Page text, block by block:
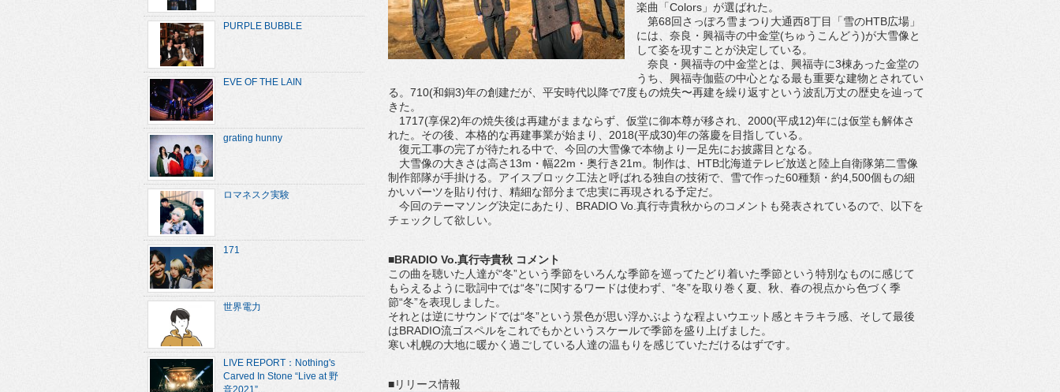
楽曲「Colors」が選ばれた。
第68回さっぽろ雪まつり大通西8丁目「雪のHTB広場」
には、奈良・興福寺の中金堂(ちゅうこんどう)が大雪像と
して姿を現すことが決定している。
奈良・興福寺の中金堂とは、興福寺に3棟あった金堂の
うち、興福寺伽藍の中心となる最も重要な建物とされてい
る。710(和銅3)年の創建だが、平安時代以降で7度もの焼失〜再建を繰り返すという波乱万丈の歴史を辿って
きた。
1717(享保2)年の焼失後は再建がままならず、仮堂に御本尊が移され、2000(平成12)年には仮堂も解体さ
れた。その後、本格的な再建事業が始まり、2018(平成30)年の落慶を目指している。
復元工事の完了が待たれる中で、今回の大雪像で本物より一足先にお披露目となる。
大雪像の大きさは高さ13m・幅22m・奥行き21m。制作は、HTB北海道テレビ放送と陸上自衛隊第二雪像
制作部隊が手掛ける。アイスブロック工法と呼ばれる独自の技術で、雪で作った60種類・約4,500個もの細
かいパーツを貼り付け、精細な部分まで忠実に再現される予定だ。
今回のテーマソング決定にあたり、BRADIO Vo.真行寺貴秋からのコメントも発表されているので、以下を
チェックして欲しい。
■BRADIO Vo.真行寺貴秋 コメント
この曲を聴いた人達が“冬”という季節をいろんな季節を巡ってたどり着いた季節という特別なものに感じて
もらえるように歌詞中では“冬”に関するワードは使わず、“冬”を取り巻く夏、秋、春の視点から色づく季
節“冬”を表現しました。
それとは逆にサウンドでは“冬”という景色が思い浮かぶような程よいウエット感とキラキラ感、そして最後
はBRADIO流ゴスペルをこれでもかというスケールで季節を盛り上げました。
寒い札幌の大地に暖かく過ごしている人達の温もりを感じていただけるはずです。
■リリース情報
PURPLE BUBBLE
EVE OF THE LAIN
grating hunny
ロマネスク実験
171
世界電力
LIVE REPORT：Nothing's
Carved In Stone “Live at 野
音2021”...